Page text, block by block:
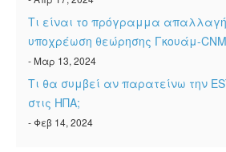
Τι είναι το πρόγραμμα
υποχρέωση θεώρησης Γκουάμ-
- Μαρ 13, 2024
Τι θα συμβεί αν παρατείνω την
στις ΗΠΑ;
- Φεβ 14, 2024